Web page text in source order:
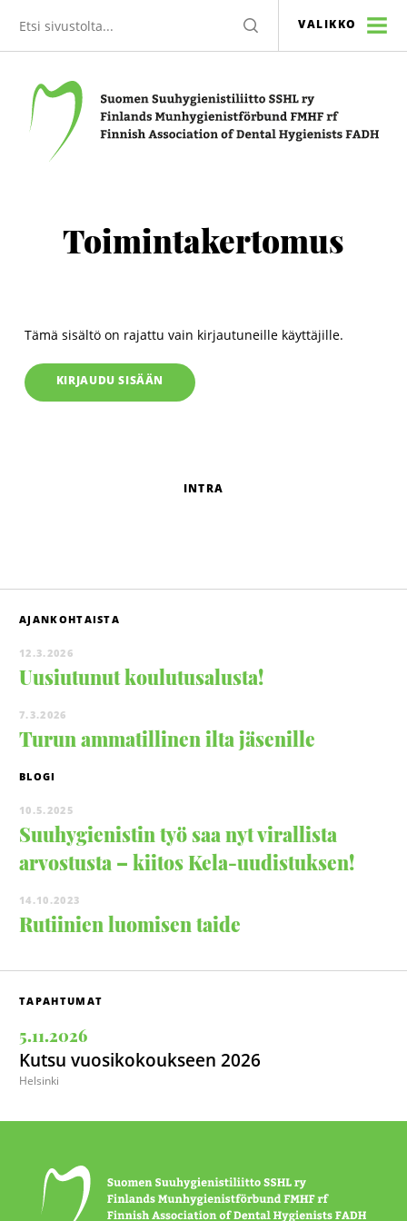
sivustolta
HAE VALIKKO
INTRA
Toimintakertomus
Tämä sisältö on rajattu vain kirjautuneille käyttäjille.
KIRJAUDU SISÄÄN
AJANKOHTAISTA
12.3.2026
Uusiutunut koulutusalusta!
7.3.2026
Turun ammatillinen ilta jäsenille
BLOGI
10.5.2025
Suuhygienistin työ saa nyt virallista
arvostusta – kiitos Kela-uudistuksen!
14.10.2023
Rutiinien luomisen taide
TAPAHTUMAT
5.11.2026
Kutsu vuosikokoukseen 2026
Helsinki